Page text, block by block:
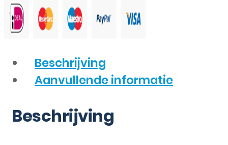
Beschrijving
Aanvullende informatie
Beschrijving